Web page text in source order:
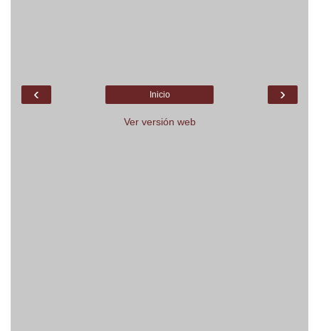
‹ ›
Inicio
Ver versión web